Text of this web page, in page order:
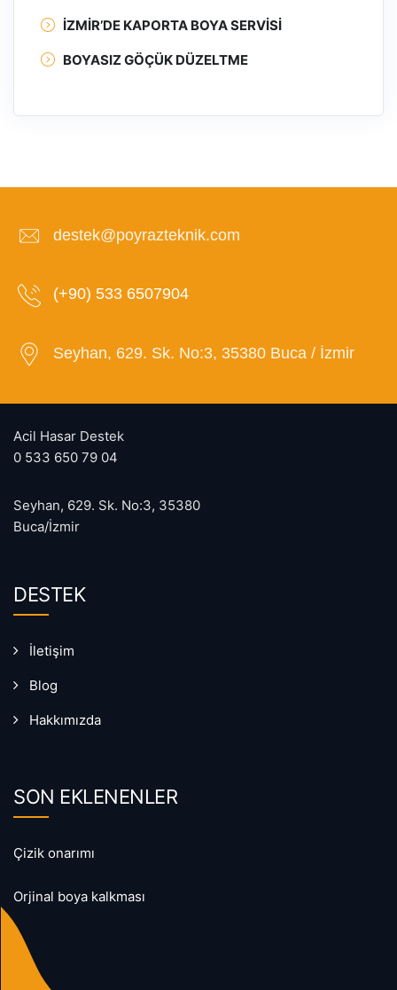
İZMIR’DE KAPORTA BOYA SERVISI
BOYASIZ GÖÇÜK DÜZELTME
destek@poyrazteknik.com
(+90) 533 6507904
Seyhan, 629. Sk. No:3, 35380 Buca / İzmir
Acil Hasar Destek
0 533 650 79 04
Seyhan, 629. Sk. No:3, 35380
Buca/İzmir
DESTEK
İletişim
Blog
Hakkımızda
SON EKLENENLER
Çizik onarımı
Orjinal boya kalkması